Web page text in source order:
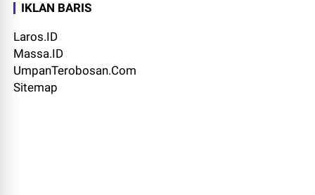
IKLAN BARIS
Laros.ID
Massa.ID
UmpanTerobosan.Com
Sitemap